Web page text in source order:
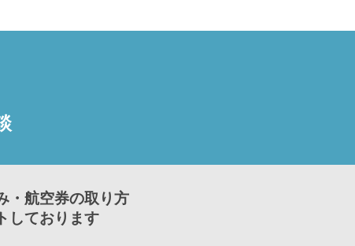
・航空券の取り方
しております